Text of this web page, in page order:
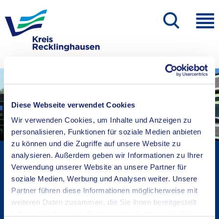
Diese Webseite verwendet Cookies
Wir verwenden Cookies, um Inhalte und Anzeigen zu
personalisieren, Funktionen für soziale Medien anbieten
zu können und die Zugriffe auf unsere Website zu
analysieren. Außerdem geben wir Informationen zu Ihrer
Verwendung unserer Website an unsere Partner für
soziale Medien, Werbung und Analysen weiter. Unsere
Partner führen diese Informationen möglicherweise mit
weiteren Daten zusammen, die Sie ihnen bereitgestellt
Kreisverwaltung A-Z
Bekanntmachungen
Ortsrecht
Karriere beim Kreis